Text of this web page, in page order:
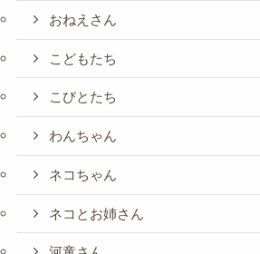
おねえさん
こどもたち
こびとたち
わんちゃん
ネコちゃん
ネコとお姉さん